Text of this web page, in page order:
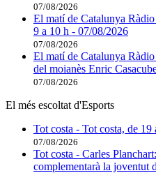
07/08/2026
El matí de Catalunya
9 a 10 h - 07/08/2026
07/08/2026
El matí de Catalunya
del moianès Enric
07/08/2026
El més escoltat d'Esports
Tot costa - Tot costa, de
07/08/2026
Tot costa - Carles
complementarà la joventut